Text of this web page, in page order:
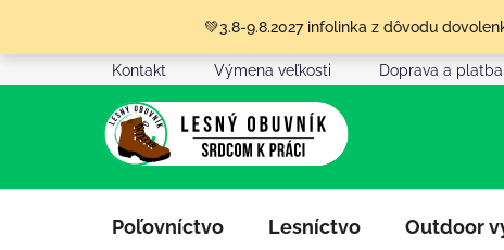
obsah
💚3.8-9.8.2027 infolinka z dôvodu
Kontakt Výmena veľkosti Doprava a platba
Poľovníctvo Lesníctvo Outdoor